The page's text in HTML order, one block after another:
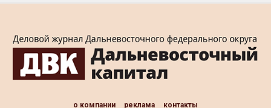
о компании реклама контакты